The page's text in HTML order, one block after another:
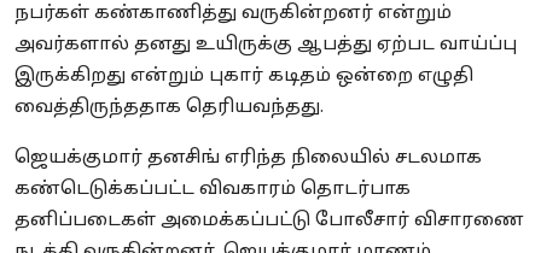
நபர்கள் கண்காணித்து வருகின்றனர் என்றும்
அவர்களால் தனது உயிருக்கு ஆபத்து ஏற்பட வாய்ப்பு
இருக்கிறது என்றும் புகார் கடிதம் ஒன்றை எழுதி
வைத்திருந்ததாக தெரியவந்தது.
ஜெயக்குமார் தனசிங் எரிந்த நிலையில் சடலமாக
கண்டெடுக்கப்பட்ட விவகாரம் தொடர்பாக
தனிப்படைகள் அமைக்கப்பட்டு போலீசார் விசாரணை